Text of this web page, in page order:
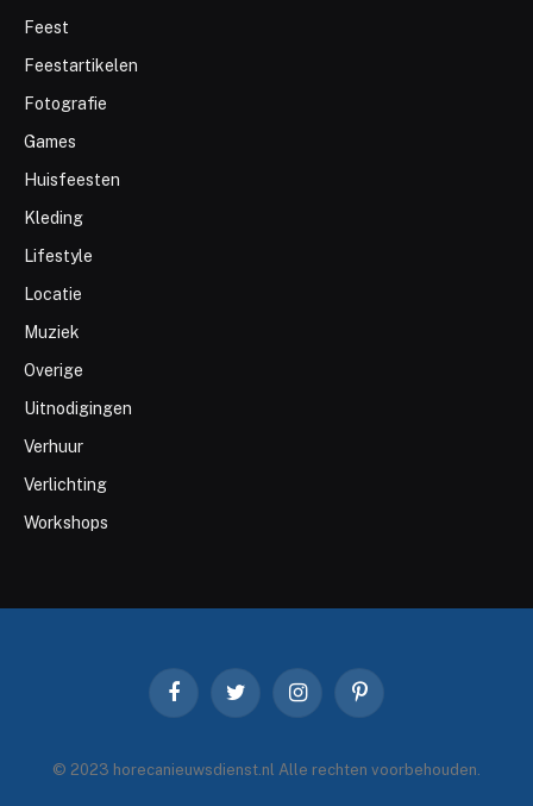
Feest
Feestartikelen
Fotografie
Games
Huisfeesten
Kleding
Lifestyle
Locatie
Muziek
Overige
Uitnodigingen
Verhuur
Verlichting
Workshops
FacebookTwitter InstagramPinterest
© 2023 horecanieuwsdienst.nl Alle rechten voorbehouden.